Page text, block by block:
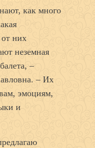
как много
от них
неземная
–
– Их
эмоциям,
и